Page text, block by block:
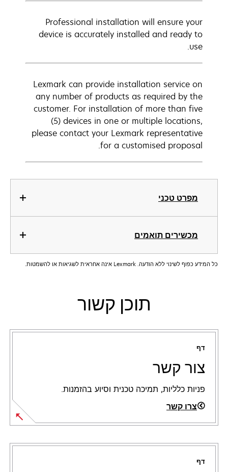
מפרט טכני
מכשירים תואמים
Professional installation will ensure your
device is accurately installed and ready to
use.
Lexmark can provide installation service on
any number of products as required by the
customer. For installation of more than five
(5) devices in one or multiple locations,
please contact your Lexmark representative
for a customised proposal.
כל המידע כפוף לשינוי ללא הודעה. Lexmark אינה אחראית לשגיאות או להשמטות.
תוכן קשור
דף
צור קשר
פניות כלליות, תמיכה טכנית וסיוע בהזמנות.
צרו קשר
דף